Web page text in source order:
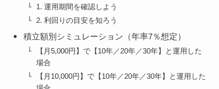
1. 運用期間を確認しよう
2. 利回りの目安を知ろう
積立額別シミュレーション（年率7％想定）
【月5,000円】で【10年／20年／30年】と運用した
場合
【月10,000円】で【10年／20年／30年】と運用した